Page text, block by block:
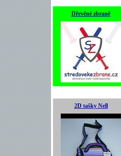
Dřevěné zbraně
2D tašky Nell